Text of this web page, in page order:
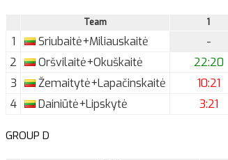
Team 1
1 Sriubaitė+Miliauskaitė -
2
Oršvilaitė+Okuškaitė 22:20
3
Žemaitytė+Lapačinskaitė 10:21
4
Dainiūtė+Lipskytė 3:21
GROUP D